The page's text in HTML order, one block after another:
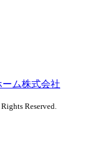
ム株式会社
Reserved.